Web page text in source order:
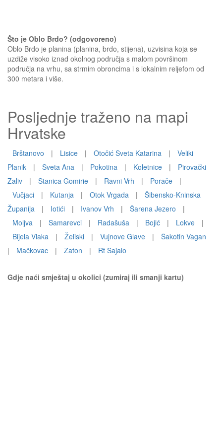
Što je Oblo Brdo? (odgovoreno)
Oblo Brdo je planina (planina, brdo, stijena), uzvisina koja se
uzdiže visoko iznad okolnog područja s malom površinom
područja na vrhu, sa strmim obroncima i s lokalnim reljefom od
300 metara i više.
Posljednje traženo na mapi
Hrvatske
Brštanovo | Lisice | Otočić Sveta Katarina |
Veliki
Planik
| Sveta Ana | Pokotina | Koletnice |
Pirovački
Zaliv
| Stanica Gomirie | Ravni Vrh | Porače
|
Vučjaci
| Kutanja | Otok Vrgada |
Šibensko-Kninska
Županija
| Iotići | Ivanov Vrh | Šarena Jezero
|
Moljva
| Samarevci | Radašuša | Bojić | Lokve
|
Bijela Vlaka
| Želiski | Vujnove Glave |
Šakotin Vagan
|
Mačkovac | Zaton | Rt Sajalo
Gdje naći smještaj u okolici (zumiraj ili smanji kartu)